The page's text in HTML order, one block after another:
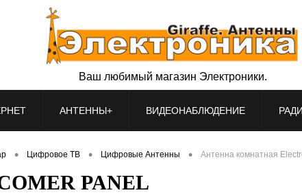
Ваш любимый магазин Электроники.
АНТЕННЫ+ ВИДЕОНАБЛЮДЕНИЕ
• Цифровое ТВ • Цифровые Антенны • Антенна комнатная
PANEL